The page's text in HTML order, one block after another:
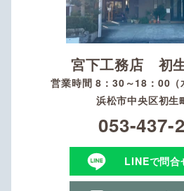
宮下工務店 初
営業時間 8：30～18：00（
浜松市中央区初生
053-437-
LINEで問合